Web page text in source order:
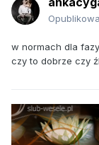
w normach dla
czy to dobrze czy